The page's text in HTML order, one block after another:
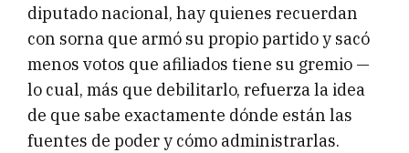
diputado nacional, hay quienes recuerdan
con sorna que armó su propio partido y sacó
menos votos que afiliados tiene su gremio —
lo cual, más que debilitarlo, refuerza la idea
de que sabe exactamente dónde están las
fuentes de poder y cómo administrarlas.